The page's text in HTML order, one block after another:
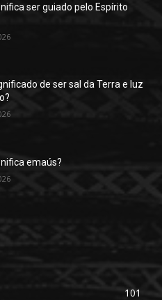
ser guiado pelo Espírito
de ser sal da Terra e luz
emaús?
101